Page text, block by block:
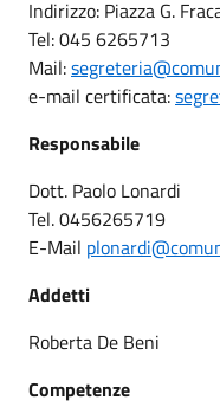
Indirizzo: Piazza G.
Tel: 045 6265713
Mail:
e-mail certificata:
Responsabile
Dott. Paolo Lonardi
Tel. 0456265719
E-Mail
Addetti
Roberta De Beni
Competenze